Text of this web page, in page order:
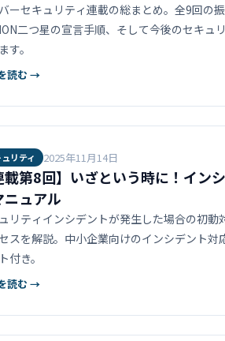
ーセキュリティ連載の総まとめ。全9回の
二つ星の宣言手順、そして今後のセキュ
す。
読む →
リティ 2025年11月14日
載第8回】いざという時に！イン
ニュアル
リティインシデントが発生した場合の初動
スを解説。中小企業向けのインシデント対
付き。
読む →